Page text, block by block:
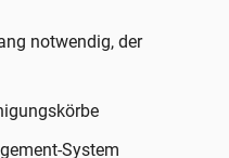
notwendig, der
System